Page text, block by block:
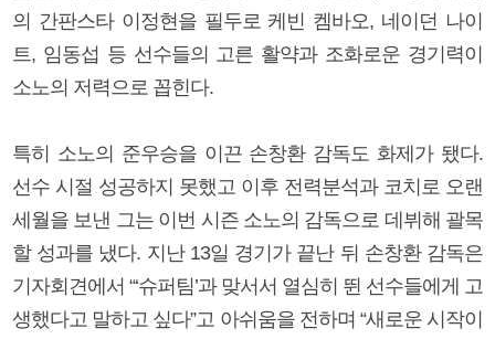
의 간판스타 이정현을 필두로 케빈 켐바오, 네이던 나이
트, 임동섭 등 선수들의 고른 활약과 조화로운 경기력이
소노의 저력으로 꼽힌다.
특히 소노의 준우승을 이끈 손창환 감독도 화제가 됐다.
선수 시절 성공하지 못했고 이후 전력분석과 코치로 오랜
세월을 보낸 그는 이번 시즌 소노의 감독으로 데뷔해 괄목
할 성과를 냈다. 지난 13일 경기가 끝난 뒤 손창환 감독은
기자회견에서 “‘슈퍼팀’과 맞서서 열심히 뛴 선수들에게 고
생했다고 말하고 싶다”고 아쉬움을 전하며 “새로운 시작이